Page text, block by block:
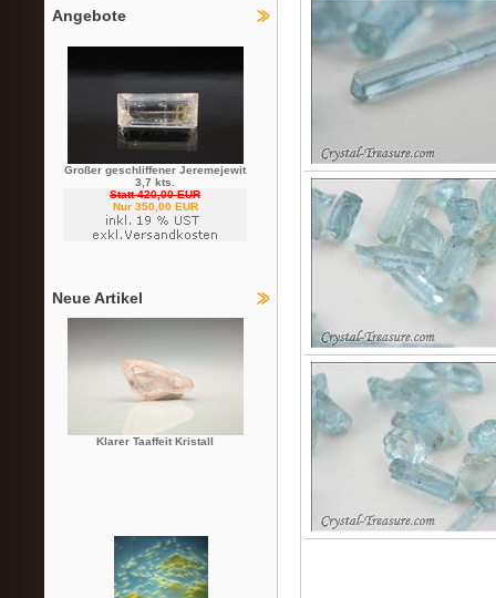
Angebote
Großer geschliffener Jeremejewit
3,7 kts.
Statt 420,00 EUR
Nur 350,00 EUR
Neue Artikel
Klarer Taaffeit Kristall